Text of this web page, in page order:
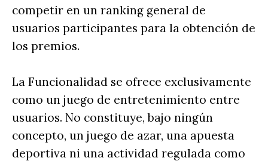
competir en un ranking general de
usuarios participantes para la obtención de
los premios.
La Funcionalidad se ofrece exclusivamente
como un juego de entretenimiento entre
usuarios. No constituye, bajo ningún
concepto, un juego de azar, una apuesta
deportiva ni una actividad regulada como